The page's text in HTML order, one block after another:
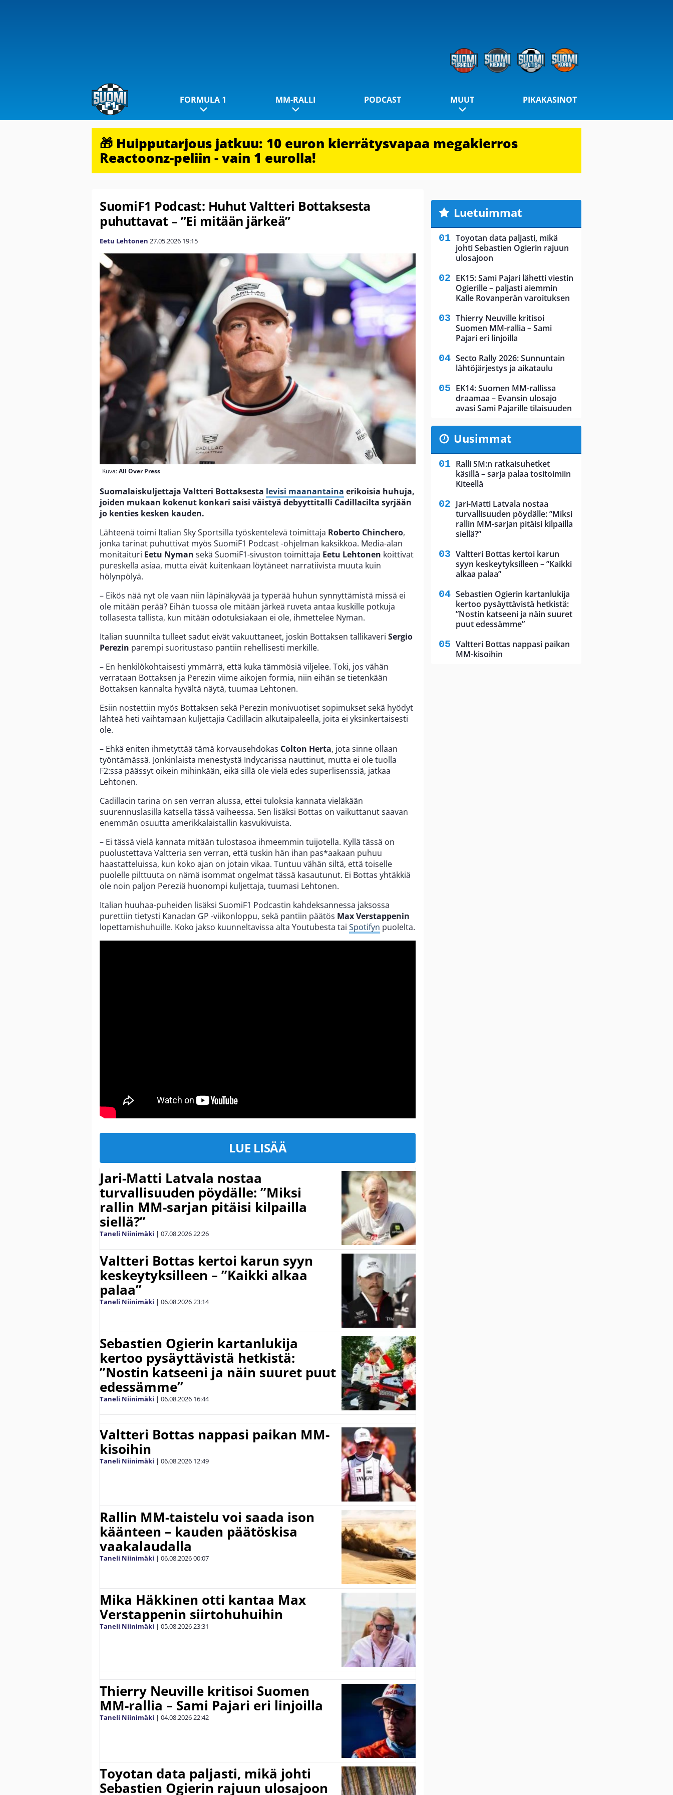
FORMULA 1 MM-RALLI PODCAST MUUT PIKAKASINOT
🎁 Huipputarjous jatkuu: 10 euron kierrätysvapaa megakierros
Reactoonz-peliin - vain 1 eurolla!
SuomiF1 Podcast: Huhut Valtteri Bottaksesta
puhuttavat – ”Ei mitään järkeä”
Eetu Lehtonen 27.05.2026 19:15
Kuva:All Over Press
Suomalaiskuljettaja Valtteri Bottaksesta levisi maanantaina erikoisia huhuja,
joiden mukaan kokenut konkari saisi väistyä debyyttitalli Cadillacilta syrjään
jo kenties kesken kauden.
Lähteenä toimi Italian Sky Sportsilla työskentelevä toimittaja Roberto Chinchero,
jonka tarinat puhuttivat myös SuomiF1 Podcast -ohjelman kaksikkoa. Media-alan
monitaituri Eetu Nyman sekä SuomiF1-sivuston toimittaja Eetu Lehtonen koittivat
pureskella asiaa, mutta eivät kuitenkaan löytäneet narratiivista muuta kuin
hölynpölyä.
– Eikös nää nyt ole vaan niin läpinäkyvää ja typerää huhun synnyttämistä missä ei
ole mitään perää? Eihän tuossa ole mitään järkeä ruveta antaa kuskille potkuja
tollasesta tallista, kun mitään odotuksiakaan ei ole, ihmettelee Nyman.
Italian suunnilta tulleet sadut eivät vakuuttaneet, joskin Bottaksen tallikaveri Sergio
Perezin parempi suoritustaso pantiin rehellisesti merkille.
– En henkilökohtaisesti ymmärrä, että kuka tämmösiä viljelee. Toki, jos vähän
verrataan Bottaksen ja Perezin viime aikojen formia, niin eihän se tietenkään
Bottaksen kannalta hyvältä näytä, tuumaa Lehtonen.
Esiin nostettiin myös Bottaksen sekä Perezin monivuotiset sopimukset sekä hyödyt
lähteä heti vaihtamaan kuljettajia Cadillacin alkutaipaleella, joita ei yksinkertaisesti
ole.
– Ehkä eniten ihmetyttää tämä korvausehdokas Colton Herta, jota sinne ollaan
työntämässä. Jonkinlaista menestystä Indycarissa nauttinut, mutta ei ole tuolla
F2:ssa päässyt oikein mihinkään, eikä sillä ole vielä edes superlisenssiä, jatkaa
Lehtonen.
Cadillacin tarina on sen verran alussa, ettei tuloksia kannata vieläkään
suurennuslasilla katsella tässä vaiheessa. Sen lisäksi Bottas on vaikuttanut saavan
enemmän osuutta amerikkalaistallin kasvukivuista.
– Ei tässä vielä kannata mitään tulostasoa ihmeemmin tuijotella. Kyllä tässä on
puolustettava Valtteria sen verran, että tuskin hän ihan pas*aakaan puhuu
haastatteluissa, kun koko ajan on jotain vikaa. Tuntuu vähän siltä, että toiselle
puolelle pilttuuta on nämä isommat ongelmat tässä kasautunut. Ei Bottas yhtäkkiä
ole noin paljon Pereziä huonompi kuljettaja, tuumasi Lehtonen.
Italian huuhaa-puheiden lisäksi SuomiF1 Podcastin kahdeksannessa jaksossa
purettiin tietysti Kanadan GP -viikonloppu, sekä pantiin päätös Max Verstappenin
lopettamishuhuille. Koko jakso kuunneltavissa alta Youtubesta tai Spotifyn puolelta.
LUE LISÄÄ
Jari-Matti Latvala nostaa
turvallisuuden pöydälle: ”Miksi
rallin MM-sarjan pitäisi kilpailla
siellä?”
Taneli Niinimäki | 07.08.202622:26
Valtteri Bottas kertoi karun syyn
keskeytyksilleen – ”Kaikki alkaa
palaa”
Taneli Niinimäki | 06.08.202623:14
Sebastien Ogierin kartanlukija
kertoo pysäyttävistä hetkistä:
”Nostin katseeni ja näin suuret puut
edessämme”
Taneli Niinimäki | 06.08.2026 16:44
Valtteri Bottas nappasi paikan MM-
kisoihin
Taneli Niinimäki | 06.08.2026 12:49
Rallin MM-taistelu voi saada ison
käänteen – kauden päätöskisa
vaakalaudalla
Taneli Niinimäki | 06.08.202600:07
Mika Häkkinen otti kantaa Max
Verstappenin siirtohuhuihin
Taneli Niinimäki | 05.08.202623:31
Thierry Neuville kritisoi Suomen
MM-rallia – Sami Pajari eri linjoilla
Taneli Niinimäki | 04.08.202622:42
Toyotan data paljasti, mikä johti
Sebastien Ogierin rajuun ulosajoon
Luetuimmat
Toyotan data paljasti, mikä
johti Sebastien Ogierin rajuun
ulosajoon
EK15: Sami Pajari lähetti viestin
Ogierille – paljasti aiemmin
Kalle Rovanperän varoituksen
Thierry Neuville kritisoi
Suomen MM-rallia – Sami
Pajari eri linjoilla
Secto Rally 2026: Sunnuntain
lähtöjärjestys ja aikataulu
EK14: Suomen MM-rallissa
draamaa – Evansin ulosajo
avasi Sami Pajarille tilaisuuden
Uusimmat
Ralli SM:n ratkaisuhetket
käsillä – sarja palaa tositoimiin
Kiteellä
Jari-Matti Latvala nostaa
turvallisuuden pöydälle: ”Miksi
rallin MM-sarjan pitäisi kilpailla
siellä?”
Valtteri Bottas kertoi karun
syyn keskeytyksilleen – ”Kaikki
alkaa palaa”
Sebastien Ogierin kartanlukija
kertoo pysäyttävistä hetkistä:
”Nostin katseeni ja näin suuret
puut edessämme”
Valtteri Bottas nappasi paikan
MM-kisoihin